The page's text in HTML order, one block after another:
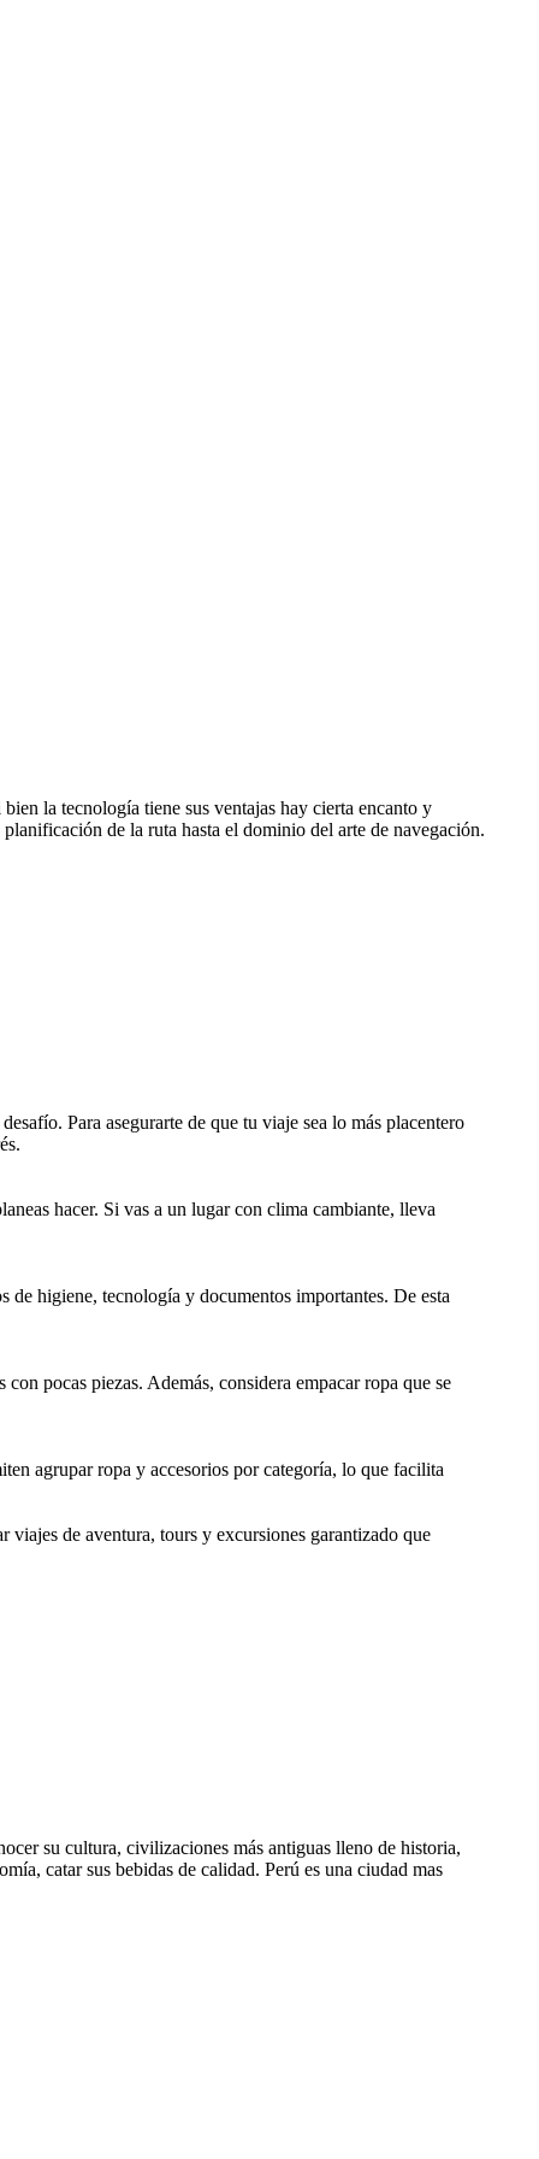
la tecnología tiene sus ventajas hay cierta encanto y
de la ruta hasta el dominio del arte de navegación.
Para asegurarte de que tu viaje sea lo más placentero
hacer. Si vas a un lugar con clima cambiante, lleva
de higiene, tecnología y documentos importantes. De esta
pocas piezas. Además, considera empacar ropa que se
agrupar ropa y accesorios por categoría, lo que facilita
de aventura, tours y excursiones garantizado que
su cultura, civilizaciones más antiguas lleno de historia,
catar sus bebidas de calidad. Perú es una ciudad mas